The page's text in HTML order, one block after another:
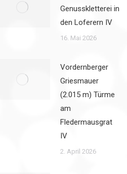
Genusskletterei in
den Loferern IV
16. Mai 2026
Vordernberger
Griesmauer
(2.015 m) Türme
am
Fledermausgrat
IV
2. April 2026